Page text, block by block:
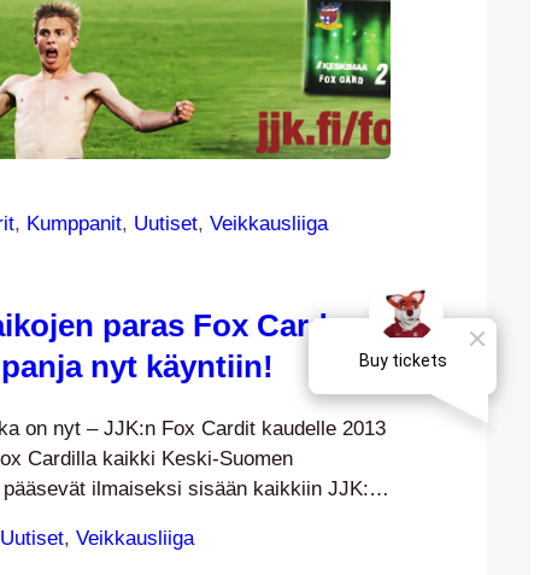
, Kumppanit, Uutiset, Veikkausliiga
paras Fox Card
nyt käyntiin!
on nyt – JJK:n Fox Cardit kaudelle 2013
Cardilla kaikki Keski-Suomen
ilmaiseksi sisään kaikkiin JJK:n
Fox Cardin haltijat ovat oikeutettuja
Uutiset, Veikkausliiga